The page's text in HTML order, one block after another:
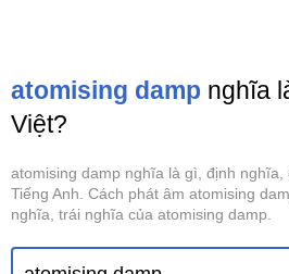
atomising damp nghĩa
Việt?
atomising damp nghĩa là gì, định
Tiếng Anh. Cách phát âm atomising
nghĩa, trái nghĩa của atomising damp.